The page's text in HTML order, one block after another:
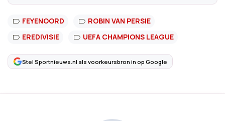
FEYENOORD
ROBIN VAN PERSIE
EREDIVISIE
UEFA CHAMPIONS LEAGUE
Stel Sportnieuws.nl als voorkeursbron in op Google